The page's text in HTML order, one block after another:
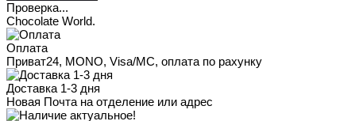
Проверка...
Chocolate World.
Оплата
Приват24, MONO, Visa/MC, оплата по рахунку
Доставка 1-3 дня
Новая Почта на отделение или адрес